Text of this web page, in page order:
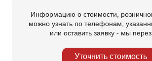
Информацию о стоимости,
можно узнать по телефонам,
или оставить заявку - мы
Уточнить стоимость